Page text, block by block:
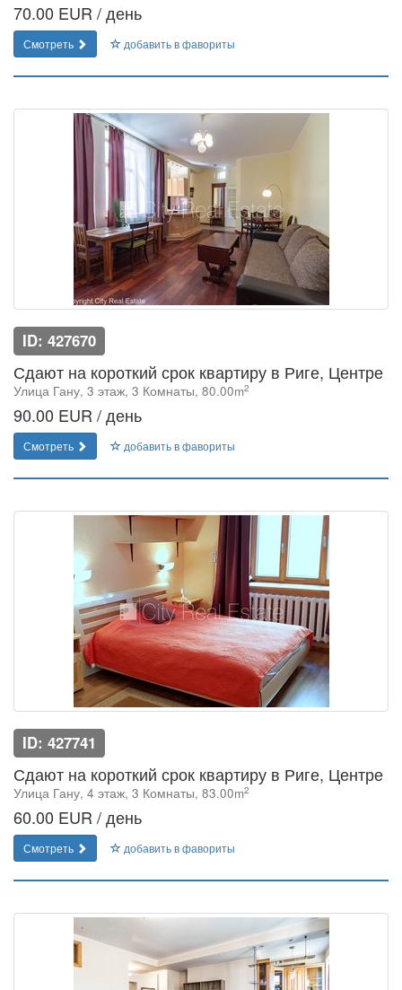
70.00 EUR / день
Смотреть добавить в фавориты
ID: 427670
Сдают на короткий срок квартиру в Риге, Центре
Улица Гану, 3 этаж, 3 Комнаты, 80.00m2
90.00 EUR / день
Смотреть добавить в фавориты
ID: 427741
Сдают на короткий срок квартиру в Риге, Центре
Улица Гану, 4 этаж, 3 Комнаты, 83.00m2
60.00 EUR / день
Смотреть добавить в фавориты